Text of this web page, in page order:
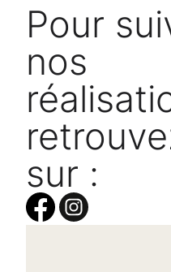
Pour
nos
sur :